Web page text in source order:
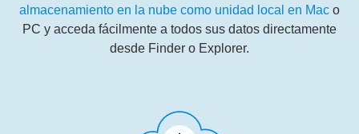
almacenamiento en la nube como unidad local en Mac o
PC y acceda fácilmente a todos sus datos directamente
desde Finder o Explorer.